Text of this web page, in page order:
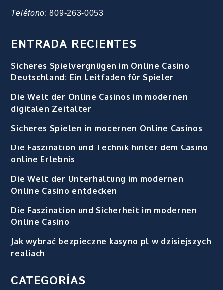
Teléfono: 809-263-0053
ENTRADA RECIENTES
Sicheres Spielvergnügen im Online Casino
Deutschland: Ein Leitfaden für Spieler
Die Welt der Online Casinos im modernen
digitalen Zeitalter
Sicheres Spielen in modernen Online Casinos
Die Faszination und Technik hinter dem Casino
online Erlebnis
Die Welt der Unterhaltung im modernen
Online Casino entdecken
Die Faszination und Sicherheit im modernen
Online Casino
Jak wybrać bezpieczne kasyno pl w dzisiejszych
realiach
CATEGORÍAS